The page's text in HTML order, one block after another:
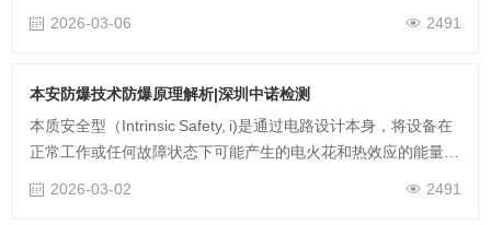
们，专业团队全程护航，让企业高效拿证、合规经营，筑牢安全
2026-03-06 2491
本安防爆技术防爆原理解析|深圳中诺检测
本质安全型（Intrinsic Safety, i)是通过电路设计本身，将设备在
正常工作或任何故障状态下可能产生的电火花和热效应的能量限
制在不能点燃的水平，从而无需依赖外部防护结构即可实现的防
爆安全型……
2026-03-02 2491